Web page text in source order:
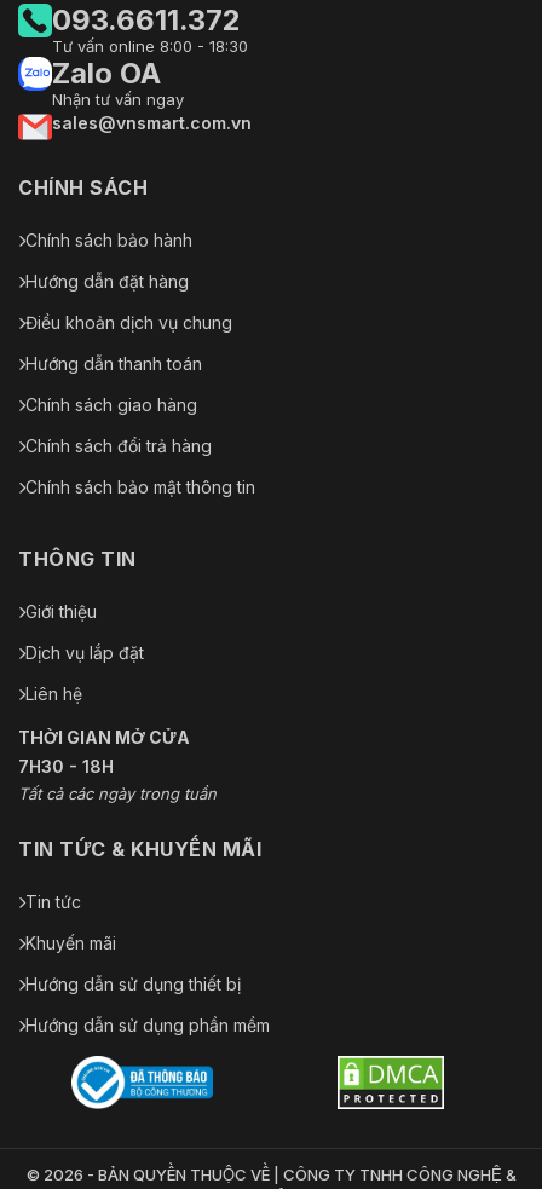
093.6611.372
Tư vấn online 8:00 - 18:30
Zalo OA
Nhận tư vấn ngay
sales@vnsmart.com.vn
CHÍNH SÁCH
Chính sách bảo hành
Hướng dẫn đặt hàng
Điều khoản dịch vụ chung
Hướng dẫn thanh toán
Chính sách giao hàng
Chính sách đổi trả hàng
Chính sách bảo mật thông tin
THÔNG TIN
Giới thiệu
Dịch vụ lắp đặt
Liên hệ
THỜI GIAN MỞ CỬA
7H30 - 18H
Tất cả các ngày trong tuần
TIN TỨC & KHUYẾN MÃI
Tin tức
Khuyến mãi
Hướng dẫn sử dụng thiết bị
Hướng dẫn sử dụng phần mềm
© 2026 - BẢN QUYỀN THUỘC VỀ | CÔNG TY TNHH CÔNG NGHỆ &